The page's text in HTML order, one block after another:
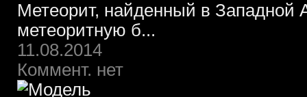
Метеорит, найденный в Западной
метеоритную б...
11.08.2014
Коммент. нет